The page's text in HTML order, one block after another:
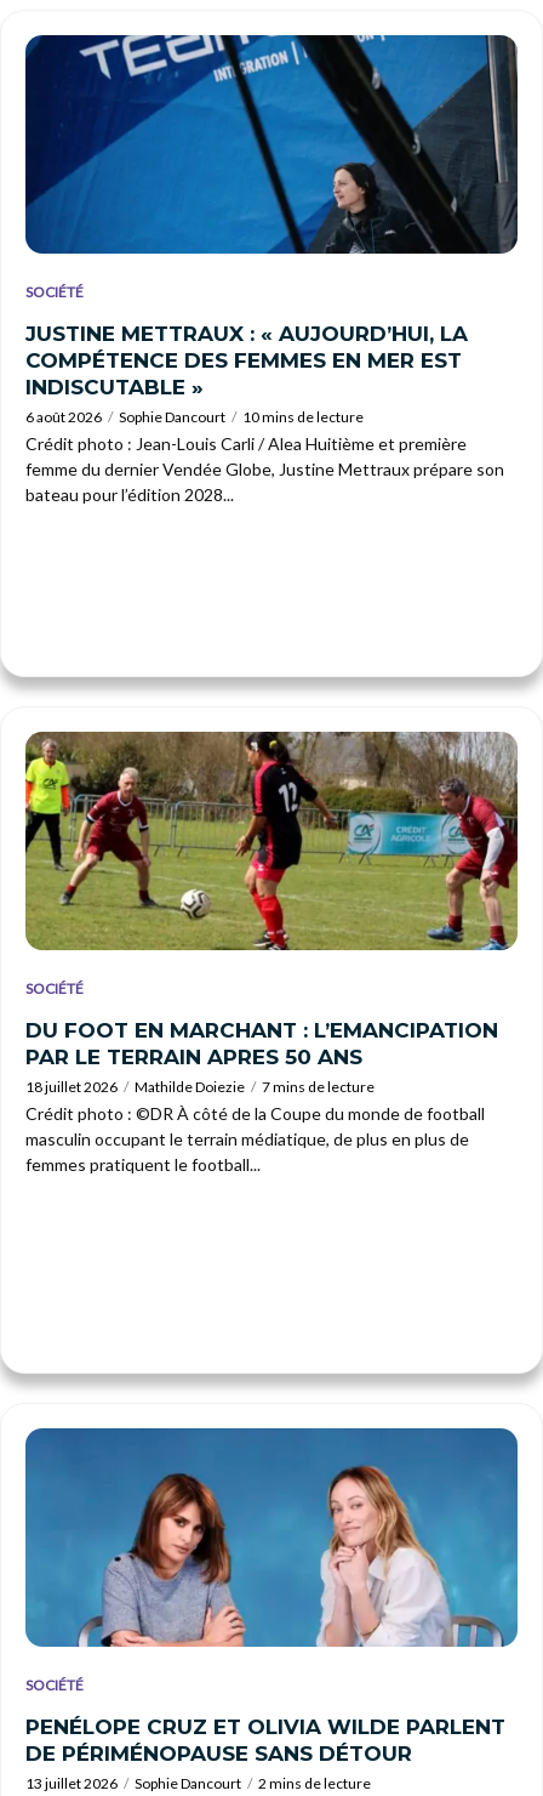
SOCIÉTÉ
JUSTINE METTRAUX : « AUJOURD’HUI, LA
COMPÉTENCE DES FEMMES EN MER EST
INDISCUTABLE »
6 août 2026 Sophie Dancourt 10 mins de lecture
Crédit photo : Jean-Louis Carli / Alea Huitième et première
femme du dernier Vendée Globe, Justine Mettraux prépare son
bateau pour l’édition 2028...
SOCIÉTÉ
DU FOOT EN MARCHANT : L’EMANCIPATION
PAR LE TERRAIN APRES 50 ANS
18 juillet 2026 Mathilde Doiezie 7 mins de lecture
Crédit photo : ©DR À côté de la Coupe du monde de football
masculin occupant le terrain médiatique, de plus en plus de
femmes pratiquent le football...
SOCIÉTÉ
PENÉLOPE CRUZ ET OLIVIA WILDE PARLENT
DE PÉRIMÉNOPAUSE SANS DÉTOUR
13 juillet 2026 Sophie Dancourt 2 mins de lecture